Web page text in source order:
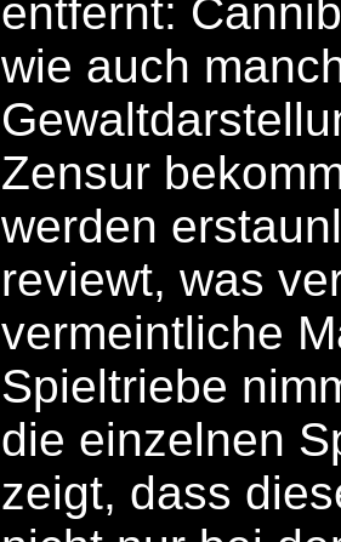
entfernt:
wie auch
Zensur
werden
reviewt, was
vermeintliche
Spieltriebe
die einzelnen
zeigt, dass